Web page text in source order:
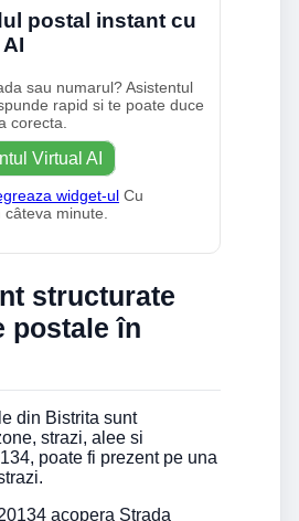
postal instant cu
sau numarul? Asistentul
rapid si te poate duce
corecta.
Virtual AI
widget-ul Cu
minute.
structurate
postale în
din Bistrita sunt
strazi, alee si
poate fi prezent pe una
acopera Strada